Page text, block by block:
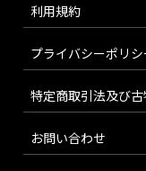
利用規約
プライバシーポリシ
特定商取引法及び
お問い合わせ